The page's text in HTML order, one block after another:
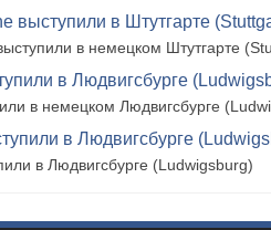
выступили в Штутгарте
в немецком Штутгарте
в Людвигсбурге
в немецком Людвигсбурге
в Людвигсбурге
в Людвигсбурге (Ludwigsburg)